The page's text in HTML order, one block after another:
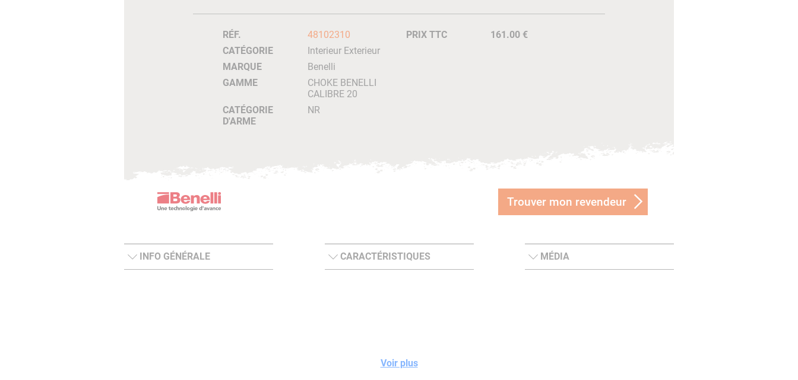
RÉF.
48102310
CATÉGORIE
Interieur Exterieur
MARQUE
Benelli
GAMME
CHOKE BENELLI
CALIBRE 20
CATÉGORIE
D'ARME
NR
PRIX TTC 161.00 €
Trouver mon revendeur
INFO GÉNÉRALE CARACTÉRISTIQUES MÉDIA
Voir plus